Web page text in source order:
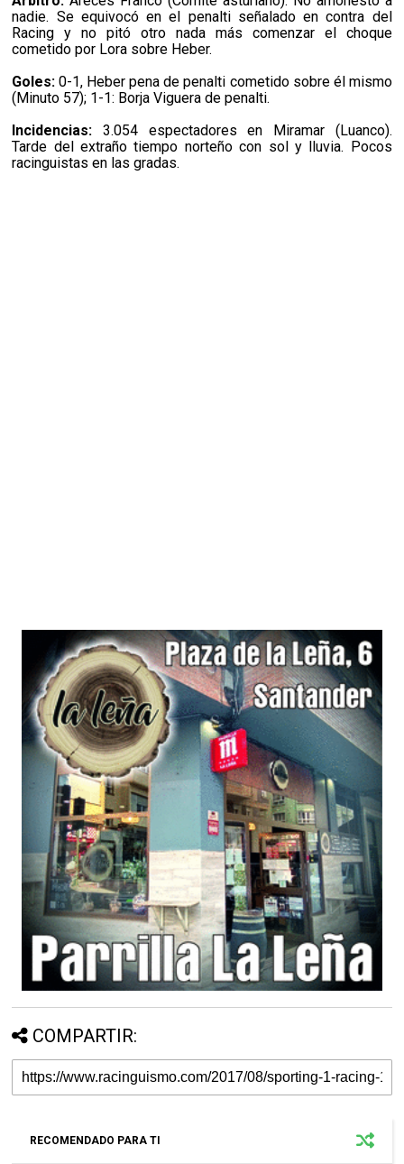
nadie. Se equivocó en el penalti señalado en contra del
Racing y no pitó otro nada más comenzar el choque
cometido por Lora sobre Heber.
Goles: 0-1, Heber pena de penalti cometido sobre él mismo
(Minuto 57); 1-1: Borja Viguera de penalti.
Incidencias: 3.054 espectadores en Miramar (Luanco).
Tarde del extraño tiempo norteño con sol y lluvia. Pocos
racinguistas en las gradas.
COMPARTIR:
RECOMENDADO PARA TI